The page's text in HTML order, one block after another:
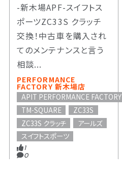
-新木場APF-スイフトス
ポーツZC33S クラッチ
交換！中古車を購入され
てのメンテナンスと言う
相談...
PERFORMANCE
FACTORY 新木場店
APIT PERFORMANCE FACTORY
TM-SQUARE
ZC33S
ZC33S クラッチ
アールズ
スイフトスポーツ
1
0